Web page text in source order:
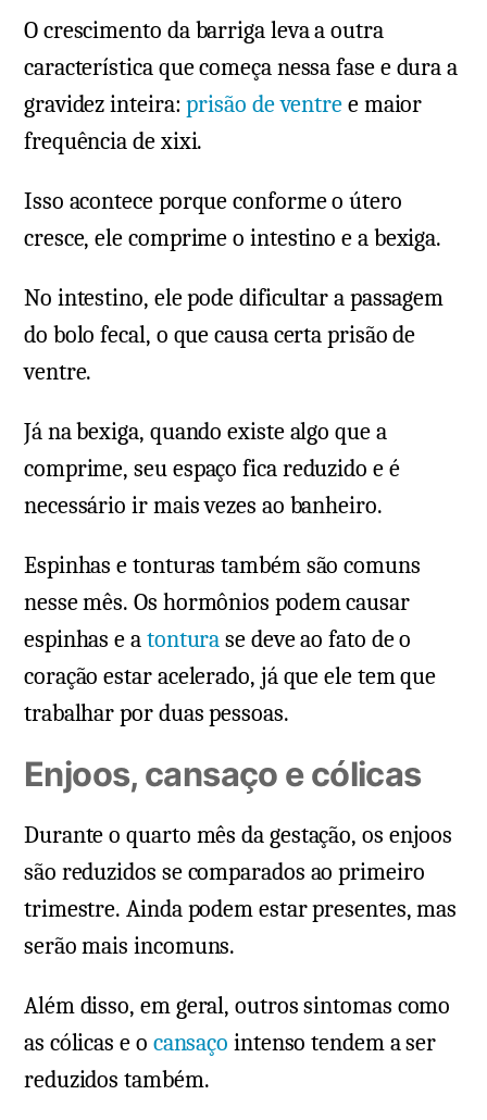
O crescimento da barriga leva a outra
característica que começa nessa fase e dura a
gravidez inteira:prisão de ventree maior
frequência de xixi.
Isso acontece porque conforme o útero
cresce, ele comprime o intestino e a bexiga.
No intestino, ele pode dificultar a passagem
do bolo fecal, o que causa certa prisão de
ventre.
Já na bexiga, quando existe algo que a
comprime, seu espaço fica reduzido e é
necessário ir mais vezes ao banheiro.
Espinhas e tonturas também são comuns
nesse mês. Os hormônios podem causar
espinhas e atonturase deve ao fato de o
coração estar acelerado, já que ele tem que
trabalhar por duas pessoas.
Enjoos, cansaço e cólicas
Durante o quarto mês da gestação, os enjoos
são reduzidos se comparados ao primeiro
trimestre. Ainda podem estar presentes, mas
serão mais incomuns.
Além disso, em geral, outros sintomas como
as cólicas e o cansaço intenso tendem a ser
reduzidos também.